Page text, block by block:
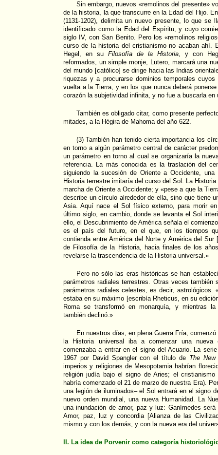
Sin embargo, nuevos «remolinos del presente»
de la historia, la que transcurre en la Edad del Hijo.
(1131-1202), delimita un nuevo presente, lo que se
identificado como la Edad del Espíritu, y cuyo
siglo IV, con San Benito. Pero los «remolinos
curso de la historia del cristianismo no acaban ahí.
Hegel, en su Filosofía de la Historia, y con
reformados, un simple monje, Lutero, marcará una
del mundo [católico] se dirige hacia las Indias
riquezas y a procurarse dominios temporales
vuelta a la Tierra, y en los que nunca deberá
corazón la subjetividad infinita, y no fue a buscarla en
También es obligado citar, como presente
mitades, a la Hégira de Mahoma del año 622.
(3) También han tenido cierta importancia los
en torno a algún parámetro central de carácter
un parámetro en torno al cual se organizaría la
referencia. La más conocida es la traslación del
siguiendo la sucesión de Oriente a Occidente,
Historia terrestre imitaría del curso del Sol. La
marcha de Oriente a Occidente; y «pese a que la
describe un círculo alrededor de ella, sino que tiene
Asia. Aquí nace el Sol físico externo, para morir
último siglo, en cambio, donde se levanta el Sol
ello, el Descubrimiento de América señala el
es el país del futuro, en el que, en los tiempos
contienda entre América del Norte y América del
de Filosofía de la Historia, hacia finales de los
revelarse la trascendencia de la Historia universal.»
Pero no sólo las eras históricas se han
parámetros radiales terrestres. Otras veces también
parámetros radiales celestes, es decir, astrológicos.
estaba en su máximo [escribía Rheticus, en su
Roma se transformó en monarquía, y mientras la
también declinó.»
En nuestros días, en plena Guerra Fría,
la Historia universal iba a comenzar una nueva
comenzaba a entrar en el signo del Acuario. La
1967 por David Spangler con el título de The
imperios y religiones de Mesopotamia habrían
religión judía bajo el signo de Aries; el
habría comenzado el 21 de marzo de nuestra Era).
una legión de iluminados– el Sol entrará en el signo
nuevo orden mundial, una nueva Humanidad. La
una inundación de amor, paz y luz: Ganímedes
Amor, paz, luz y concordia [Alianza de las
mismo y con los demás, y con la nueva era del
II. La idea de Porvenir como categoría